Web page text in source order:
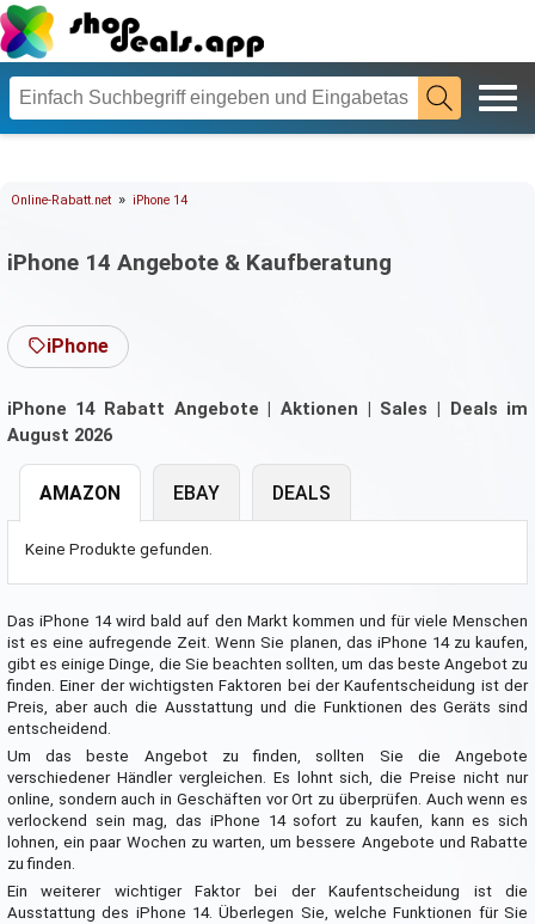
Online-Rabatt.net » iPhone 14
iPhone 14 Angebote & Kaufberatung
iPhone
iPhone 14 Rabatt Angebote | Aktionen | Sales | Deals im
August 2026
AMAZON
Keine Produkte gefunden.
EBAY DEALS
Das iPhone 14 wird bald auf den Markt kommen und für viele Menschen
ist es eine aufregende Zeit. Wenn Sie planen, das iPhone 14 zu kaufen,
gibt es einige Dinge, die Sie beachten sollten, um das beste Angebot zu
finden. Einer der wichtigsten Faktoren bei der Kaufentscheidung ist der
Preis, aber auch die Ausstattung und die Funktionen des Geräts sind
entscheidend.
Um das beste Angebot zu finden, sollten Sie die Angebote
verschiedener Händler vergleichen. Es lohnt sich, die Preise nicht nur
online, sondern auch in Geschäften vor Ort zu überprüfen. Auch wenn es
verlockend sein mag, das iPhone 14 sofort zu kaufen, kann es sich
lohnen, ein paar Wochen zu warten, um bessere Angebote und Rabatte
zu finden.
Ein weiterer wichtiger Faktor bei der Kaufentscheidung ist die
Ausstattung des iPhone 14. Überlegen Sie, welche Funktionen für Sie